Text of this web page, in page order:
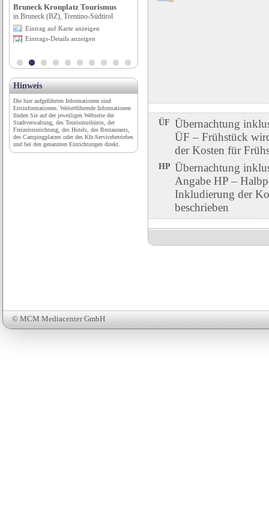
ÜF Übernachtung
ÜF – Frühstück
der Kosten für
HP Übernachtung
Angabe HP –
Inkludierung der
beschrieben
© MCM Mediacenter GmbH
Bruneck Kronplatz Tourismus
in Bruneck (BZ), Trentino-Südtirol
Eintrag auf Karte anzeigen
Eintrags-Details anzeigen
Hinweis
Die hier aufgeführten Informationen sind
Erstinformationen. Weiterführende Informationen
finden Sie auf der jeweiligen Webseite der
Stadtverwaltung, des Tourismusbüros, der
Freizeiteinrichtung, des Hotels, des Restaurants,
des Campingplatzes oder des Kfz-Servicebetriebes
und bei den genannten Einrichtungen direkt.